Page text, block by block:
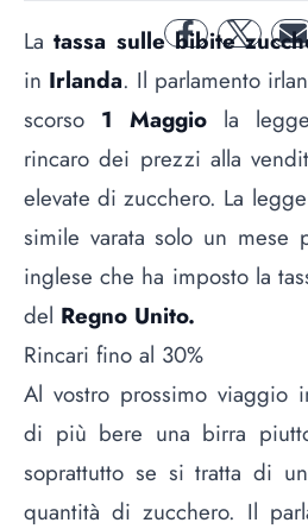
facebooktwitter
La tassa sulle bibite
in Irlanda. Il parlamento
scorso 1 Maggio la
rincaro dei prezzi alla
elevate di zucchero. La
simile varata solo un mese
inglese che ha imposto la
del Regno Unito.
Rincari fino al 30%
Al vostro prossimo viaggio
di più bere una birra
soprattutto se si tratta di
quantità di zucchero. Il